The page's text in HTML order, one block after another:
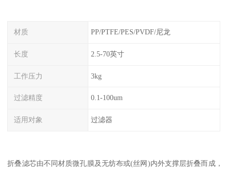
材质 PP/PTFE/PES/PVDF/尼龙
长度 2.5-70英寸
工作压力 3kg
过滤精度 0.1-100um
适用对象 过滤器
折叠滤芯由不同材质微孔膜及无纺布或(丝网)内外支撑层折叠而成，